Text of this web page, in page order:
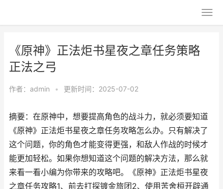
《原神》正法炬书星夜之章任务策略
正法之弓
作者： admin • 更新时间：2025-07-02
摘要：在原神中，想要提高角色的战斗力，就必须要知道
《原神》正法炬书星夜之章任务攻略怎么办。只有解决了
这个问题，你的角色才能变得更强，和敌人作战的时候才
能更加轻松。如果你想知道这个问题的解决方法，那么就
来看一看小编为你带来的攻略吧。《原神》正法炬书星夜
之章任务攻略1、前去打探镀金旅团2、使用苦舍桓开辟通